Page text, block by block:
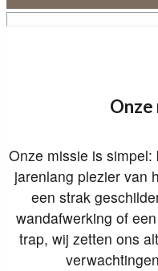
Onze
Onze missie is
jarenlang plezier van
een strak
wandafwerking of
trap, wij zetten ons